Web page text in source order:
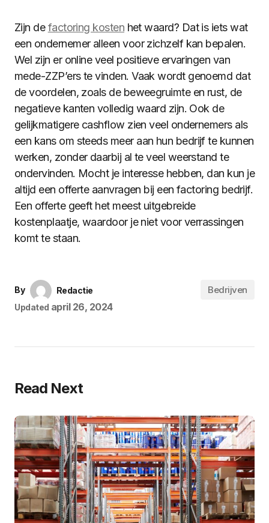
Zijn defactoring kosten het waard? Dat is iets wat
een ondernemer alleen voor zichzelf kan bepalen.
Wel zijn er online veel positieve ervaringen van
mede-ZZP’ers te vinden. Vaak wordt genoemd dat
de voordelen, zoals de beweegruimte en rust, de
negatieve kanten volledig waard zijn. Ook de
gelijkmatigere cashflow zien veel ondernemers als
een kans om steeds meer aan hun bedrijf te kunnen
werken, zonder daarbij al te veel weerstand te
ondervinden. Mocht je interesse hebben, dan kun je
altijd een offerte aanvragen bij een factoring bedrijf.
Een offerte geeft het meest uitgebreide
kostenplaatje, waardoor je niet voor verrassingen
komt te staan.
By
Redactie
Updated april 26, 2024
Bedrijven
Read Next